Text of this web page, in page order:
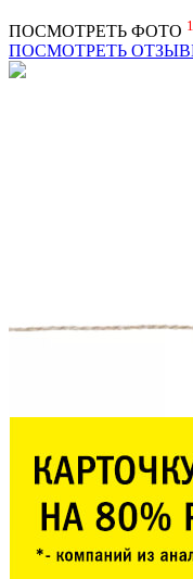
ПОСМОТРЕТЬ ФОТО 1
ПОСМОТРЕТЬ